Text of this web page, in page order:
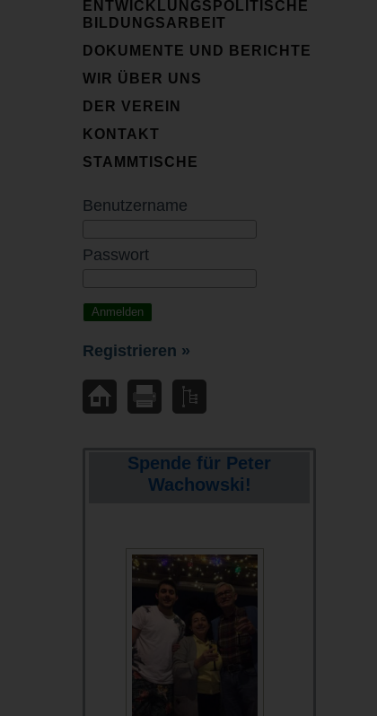
ENTWICKLUNGSPOLITISCHE
BILDUNGSARBEIT
DOKUMENTE UND BERICHTE
WIR ÜBER UNS
DER VEREIN
KONTAKT
STAMMTISCHE
Benutzername
Passwort
Registrieren »
Spende für Peter
Wachowski!